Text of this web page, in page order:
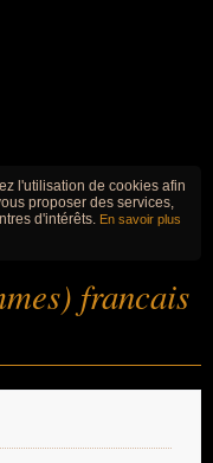
l'utilisation de cookies afin
proposer des services,
d'intérêts. En savoir plus
francais